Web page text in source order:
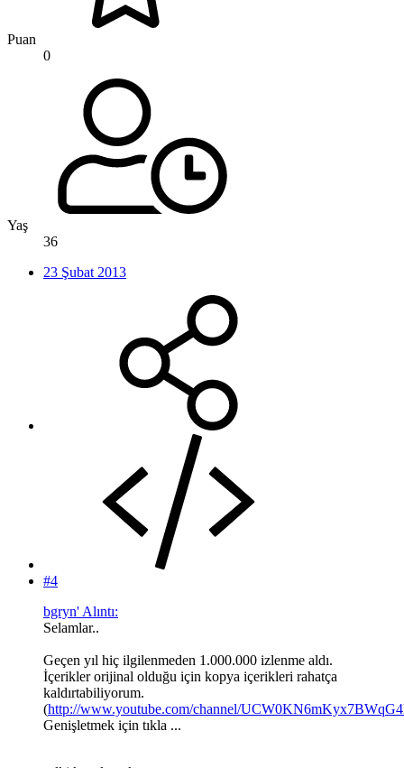
Puan
0
Yaş
36
23 Şubat 2013
#4
bgryn' Alıntı:
Selamlar..
Geçen yıl hiç ilgilenmeden 1.000.000 izlenme aldı.
İçerikler orijinal olduğu için kopya içerikleri rahatça
kaldırtabiliyorum.
(http://www.youtube.com/channel/
Genişletmek için tıkla ...